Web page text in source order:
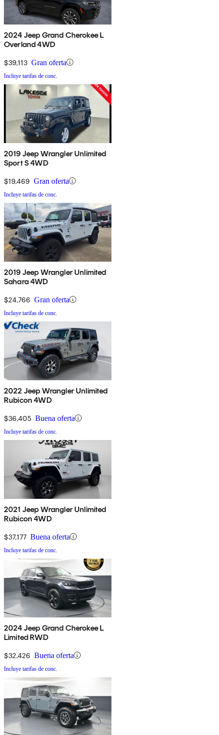
2024 Jeep Grand Cherokee L
Overland 4WD
$39,113 Gran oferta
Incluye tarifas de conc.
2019 Jeep Wrangler Unlimited
Sport S 4WD
$19,469 Gran oferta
Incluye tarifas de conc.
2019 Jeep Wrangler Unlimited
Sahara 4WD
$24,766 Gran oferta
Incluye tarifas de conc.
2022 Jeep Wrangler Unlimited
Rubicon 4WD
$36,405 Buena oferta
Incluye tarifas de conc.
2021 Jeep Wrangler Unlimited
Rubicon 4WD
$37,177 Buena oferta
Incluye tarifas de conc.
2024 Jeep Grand Cherokee L
Limited RWD
$32,426 Buena oferta
Incluye tarifas de conc.